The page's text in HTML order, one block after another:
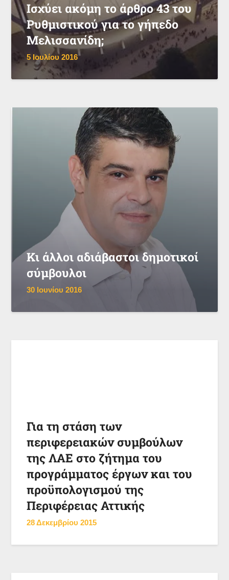
Ισχύει ακόμη το άρθρο 43 του
Ρυθμιστικού για το γήπεδο
Μελισσανίδη;
5 Ιουλίου 2016
Κι άλλοι αδιάβαστοι δημοτικοί
σύμβουλοι
30 Ιουνίου 2016
Για τη στάση των
περιφερειακών συμβούλων
της ΛΑΕ στο ζήτημα του
προγράμματος έργων και του
προϋπολογισμού της
Περιφέρειας Αττικής
28 Δεκεμβρίου 2015